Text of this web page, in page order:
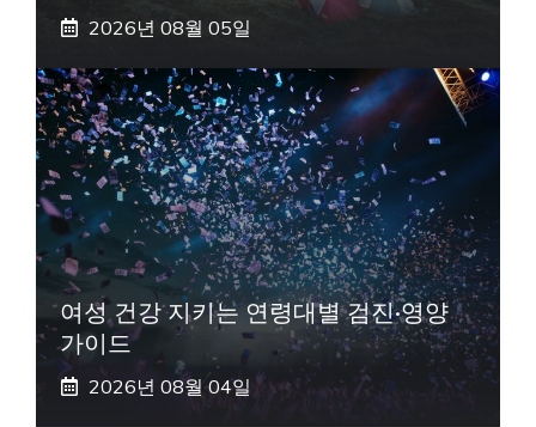
2026년 08월 05일
여성 건강 지키는 연령대별 검진·영양
가이드
2026년 08월 04일